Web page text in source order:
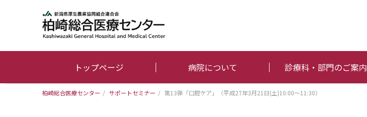
トップページ 病院について 診療科・部門のご案内
柏崎総合医療センター / サポートセミナー / 第13弾「口腔ケア」（平成27年3月21日(土)10:00～11:30）